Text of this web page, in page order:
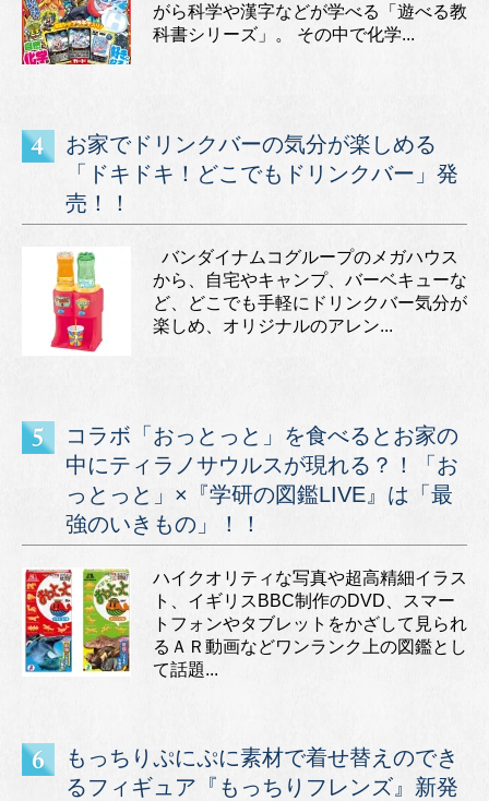
がら科学や漢字などが学べる「遊べる教
科書シリーズ」。 その中で化学...
お家でドリンクバーの気分が楽しめる
「ドキドキ！どこでもドリンクバー」発
売！！
バンダイナムコグループのメガハウス
から、自宅やキャンプ、バーベキューな
ど、どこでも手軽にドリンクバー気分が
楽しめ、オリジナルのアレン...
コラボ「おっとっと」を食べるとお家の
中にティラノサウルスが現れる？！「お
っとっと」×『学研の図鑑LIVE』は「最
強のいきもの」！！
ハイクオリティな写真や超高精細イラス
ト、イギリスBBC制作のDVD、スマー
トフォンやタブレットをかざして見られ
るＡＲ動画などワンランク上の図鑑とし
て話題...
もっちりぷにぷに素材で着せ替えのでき
るフィギュア『もっちりフレンズ』新発